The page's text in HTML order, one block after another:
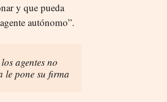
y que pueda
autónomo”.
agentes no
le pone su firma